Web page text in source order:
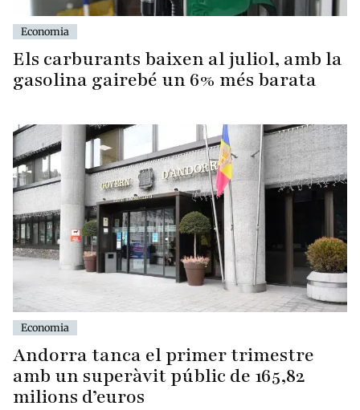
Economia
Els carburants baixen al juliol, amb la
gasolina gairebé un 6% més barata
Economia
Andorra tanca el primer trimestre
amb un superàvit públic de 165,82
milions d’euros